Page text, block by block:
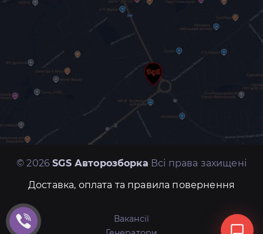
© 2026SGS Авторозборка Всі права захищені
Доставка, оплата та правила повернення
Вакансії